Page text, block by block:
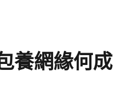
養網緣何成